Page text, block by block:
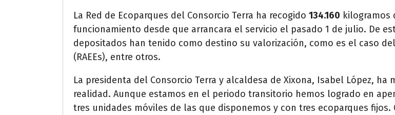
La Red de Ecoparques del Consorcio Terra ha recogido 134.160 kilogramos
funcionamiento desde que arrancara el servicio el pasado 1 de julio. De
depositados han tenido como destino su valorización, como es el caso
(RAEEs), entre otros.
La presidenta del Consorcio Terra y alcaldesa de Xixona, Isabel López, ha
realidad. Aunque estamos en el periodo transitorio hemos logrado en
tres unidades móviles de las que disponemos y con tres ecoparques